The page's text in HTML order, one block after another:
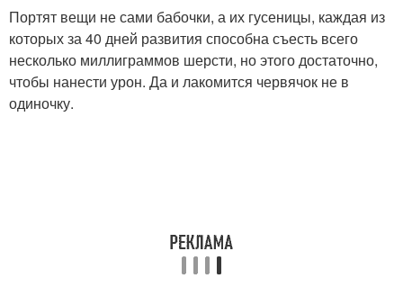
Портят вещи не сами бабочки, а их гусеницы, каждая из
которых за 40 дней развития способна съесть всего
несколько миллиграммов шерсти, но этого достаточно,
чтобы нанести урон. Да и лакомится червячок не в
одиночку.